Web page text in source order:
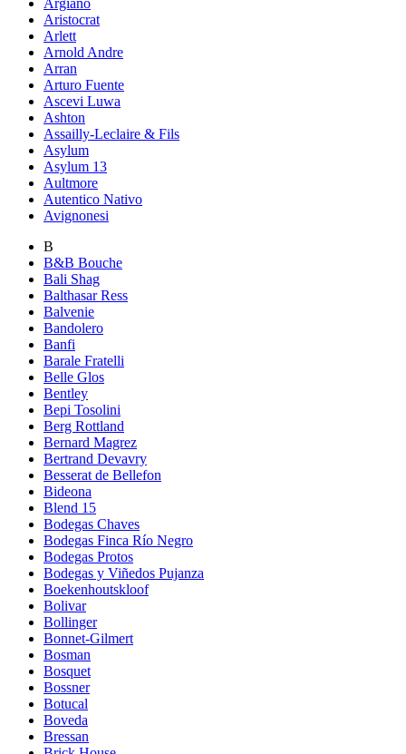
Argiano
Aristocrat
Arlett
Arnold Andre
Arran
Arturo Fuente
Ascevi Luwa
Ashton
Assailly-Leclaire & Fils
Asylum
Asylum 13
Aultmore
Autentico Nativo
Avignonesi
B
B&B Bouche
Bali Shag
Balthasar Ress
Balvenie
Bandolero
Banfi
Barale Fratelli
Belle Glos
Bentley
Bepi Tosolini
Berg Rottland
Bernard Magrez
Bertrand Devavry
Besserat de Bellefon
Bideona
Blend 15
Bodegas Chaves
Bodegas Finca Río Negro
Bodegas Protos
Bodegas y Viñedos Pujanza
Boekenhoutskloof
Bolivar
Bollinger
Bonnet-Gilmert
Bosman
Bosquet
Bossner
Botucal
Boveda
Bressan